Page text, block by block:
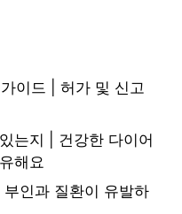
이드 | 허가 및 신고
는지 | 건강한 다이어
해요
인과 질환이 유발하